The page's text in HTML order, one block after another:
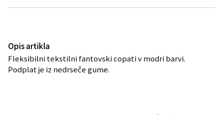
Opis artikla
Fleksibilni tekstilni fantovski copati v modri barvi.
Podplat je iz nedrseče gume.